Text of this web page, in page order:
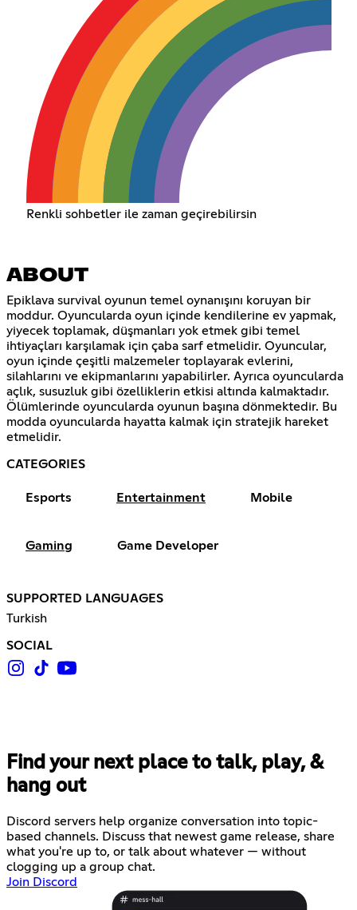
Renkli sohbetler ile zaman geçirebilirsin
ABOUT
Epiklava survival oyunun temel oynanışını koruyan bir
moddur. Oyuncularda oyun içinde kendilerine ev yapmak,
yiyecek toplamak, düşmanları yok etmek gibi temel
ihtiyaçları karşılamak için çaba sarf etmelidir. Oyuncular,
oyun içinde çeşitli malzemeler toplayarak evlerini,
silahlarını ve ekipmanlarını yapabilirler. Ayrıca oyuncularda
açlık, susuzluk gibi özelliklerin etkisi altında kalmaktadır.
Ölümlerinde oyuncularda oyunun başına dönmektedir. Bu
modda oyuncularda hayatta kalmak için stratejik hareket
etmelidir.
CATEGORIES
Esports Entertainment Mobile
Gaming Game Developer
SUPPORTED LANGUAGES
Turkish
SOCIAL
Find your next place to talk, play, &
hang out
Discord servers help organize conversation into topic-
based channels. Discuss that newest game release, share
what you're up to, or talk about whatever — without
clogging up a group chat.
Join Discord